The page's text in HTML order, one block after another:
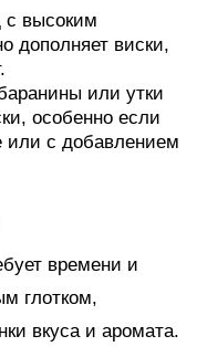
высоким
дополняет виски,
или утки
особенно если
или с добавлением
времени и
глотком,
вкуса и аромата.